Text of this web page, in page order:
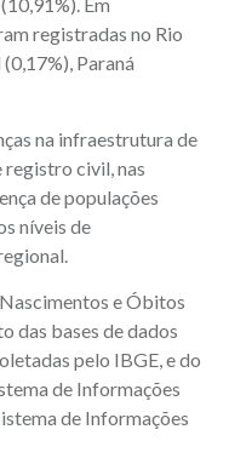
Em
registradas no Rio
Paraná
na infraestrutura de
registro civil, nas
de populações
níveis de
e Óbitos
das bases de dados
pelo IBGE, e do
de Informações
de Informações